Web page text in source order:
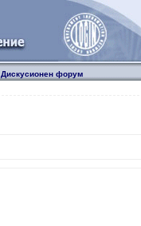
Дискусионен форум